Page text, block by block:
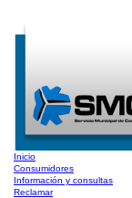
Inicio
Consumidores
Información y consultas
Reclamar